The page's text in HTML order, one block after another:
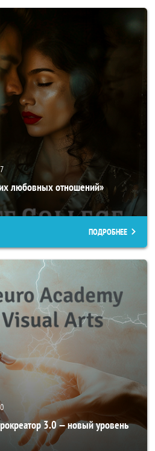
любовных отношений»
ПОДРОБНЕЕ
3.0 — новый уровень